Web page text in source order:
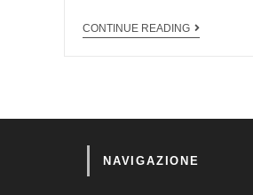
CONTINUE READING
NAVIGAZIONE